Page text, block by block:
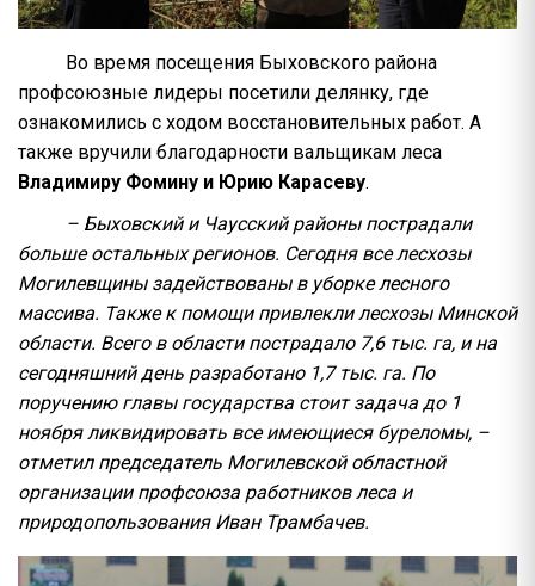
Во время посещения Быховского района
профсоюзные лидеры посетили делянку, где
ознакомились с ходом восстановительных работ. А
также вручили благодарности вальщикам леса
Владимиру Фомину и Юрию Карасеву.
– Быховский и Чаусский районы пострадали
больше остальных регионов. Сегодня все лесхозы
Могилевщины задействованы в уборке лесного
массива. Также к помощи привлекли лесхозы Минской
области. Всего в области пострадало 7,6 тыс. га, и на
сегодняшний день разработано 1,7 тыс. га. По
поручению главы государства стоит задача до 1
ноября ликвидировать все имеющиеся буреломы, –
отметил председатель Могилевской областной
организации профсоюза работников леса и
природопользования Иван Трамбачев.